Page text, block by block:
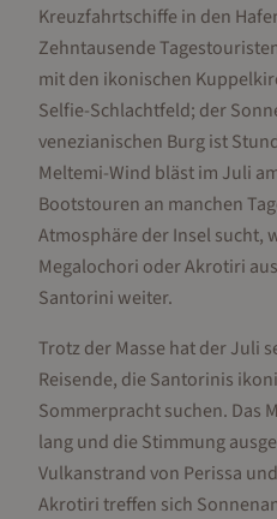
Kreuzfahrtschiffe in den
Zehntausende
mit den ikonischen
Selfie-Schlachtfeld; der
venezianischen Burg ist
Meltemi-Wind bläst im Juli
Bootstouren an manchen
Atmosphäre der Insel sucht,
Megalochori oder Akrotiri
Santorini weiter.
Trotz der Masse hat der Juli
Reisende, die Santorinis
Sommerpracht suchen. Das
lang und die Stimmung
Vulkanstrand von Perissa
Akrotiri treffen sich